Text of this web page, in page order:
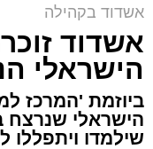
אשדוד בקהילה
אשדוד
הישראלי
ביוזמת 'המרכז
הישראלי שנרצח
שילמדו ויתפללו